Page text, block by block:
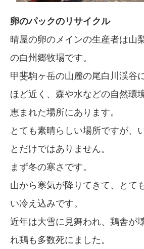
卵のパックのリサイクル
晴屋の卵のメインの生産者は山
の白州郷牧場です。
甲斐駒ヶ岳の山麓の尾白川渓谷
ほど近く、森や水などの自然環
恵まれた場所にあります。
とても素晴らしい場所ですが、
とだけではありません。
まず冬の寒さです。
山から寒気が降りてきて、とて
い冷え込みです。
近年は大雪に見舞われ、鶏舎が
れ鶏も多数死にました。